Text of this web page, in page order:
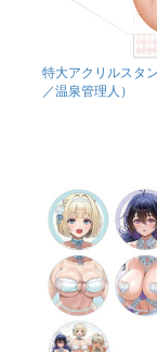
特大アクリルスタ
／温泉管理人）